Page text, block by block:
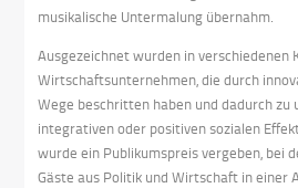
musikalische Untermalung übernahm.
Ausgezeichnet wurden in verschiedenen
Wirtschaftsunternehmen, die durch
Wege beschritten haben und dadurch zu
integrativen oder positiven sozialen
wurde ein Publikumspreis vergeben, bei
Gäste aus Politik und Wirtschaft in einer